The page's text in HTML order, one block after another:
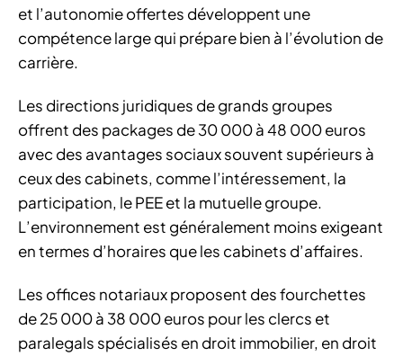
et l’autonomie offertes développent une
compétence large qui prépare bien à l’évolution de
carrière.
Les directions juridiques de grands groupes
offrent des packages de 30 000 à 48 000 euros
avec des avantages sociaux souvent supérieurs à
ceux des cabinets, comme l’intéressement, la
participation, le PEE et la mutuelle groupe.
L’environnement est généralement moins exigeant
en termes d’horaires que les cabinets d’affaires.
Les offices notariaux proposent des fourchettes
de 25 000 à 38 000 euros pour les clercs et
paralegals spécialisés en droit immobilier, en droit